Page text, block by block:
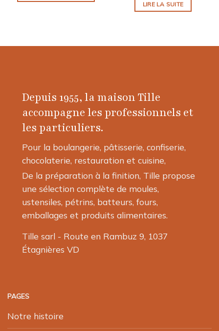
LIRE LA SUITE
Depuis 1955, la maison Tille
accompagne les professionnels et
les particuliers.
Pour la boulangerie, pâtisserie, confiserie,
chocolaterie, restauration et cuisine,
De la préparation à la finition, Tille propose
une sélection complète de moules,
ustensiles, pétrins, batteurs, fours,
emballages et produits alimentaires.
Tille sarl - Route en Rambuz 9, 1037
Étagnières VD
PAGES
Notre histoire